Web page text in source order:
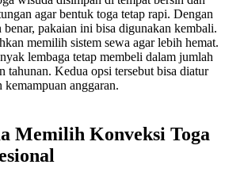
agar bentuk toga tetap rapi. Dengan
benar, pakaian ini bisa digunakan kembali.
memilih sistem sewa agar lebih hemat.
lembaga tetap membeli dalam jumlah
tahunan. Kedua opsi tersebut bisa diatur
kemampuan anggaran.
Memilih Konveksi Toga